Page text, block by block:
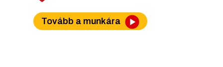
Tovább a munkára